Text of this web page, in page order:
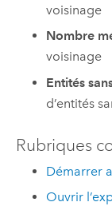
voisinage
Nombre
voisinage
Entités
d’entités
Rubriques
Démarrer
Ouvrir